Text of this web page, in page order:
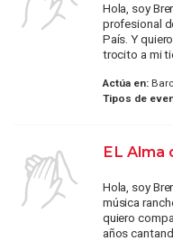
Hola, soy
profesional
País. Y
trocito a mi
Actúa en:
Tipos de
EL Alma
Hola, soy
música
quiero
años